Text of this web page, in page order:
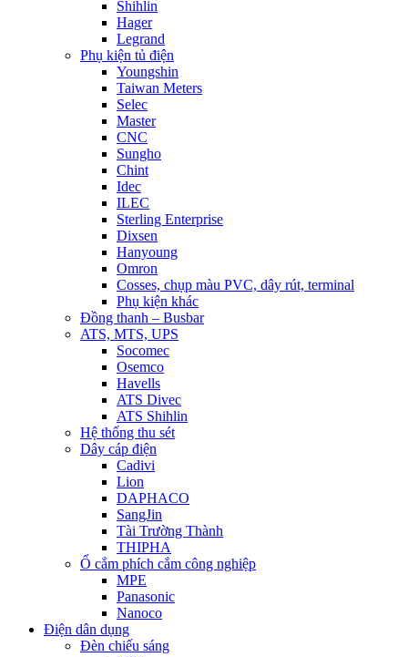
Shihlin
Hager
Legrand
Phụ kiện tủ điện
Youngshin
Taiwan Meters
Selec
Master
CNC
Sungho
Chint
Idec
ILEC
Sterling Enterprise
Dixsen
Hanyoung
Omron
Cosses, chụp màu PVC, dây rút, terminal
Phụ kiện khác
Đồng thanh – Busbar
ATS, MTS, UPS
Socomec
Osemco
Havells
ATS Divec
ATS Shihlin
Hệ thống thu sét
Dây cáp điện
Cadivi
Lion
DAPHACO
SangJin
Tài Trường Thành
THIPHA
Ổ cắm phích cắm công nghiệp
MPE
Panasonic
Nanoco
Điện dân dụng
Đèn chiếu sáng